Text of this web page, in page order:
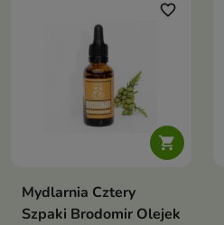

favorite_border
Mydlarnia Cztery
Szpaki Brodomir Olejek